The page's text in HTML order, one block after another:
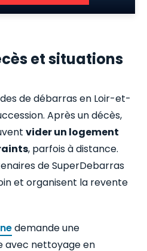
et situations
de débarras en Loir-et-
Après un décès,
vider un logement
, parfois à distance.
de SuperDebarras
et organisent la revente
demande une
avec nettoyage en